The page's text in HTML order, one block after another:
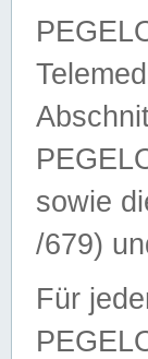
sowie
/679)
Für